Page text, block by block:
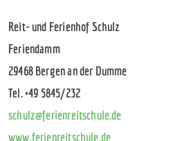
Reit- und Ferienhof Schulz
Feriendamm
29468 Bergen an der Dumme
Tel. +49 5845/232
schulz@ferienreitschule.de
www.ferienreitschule.de